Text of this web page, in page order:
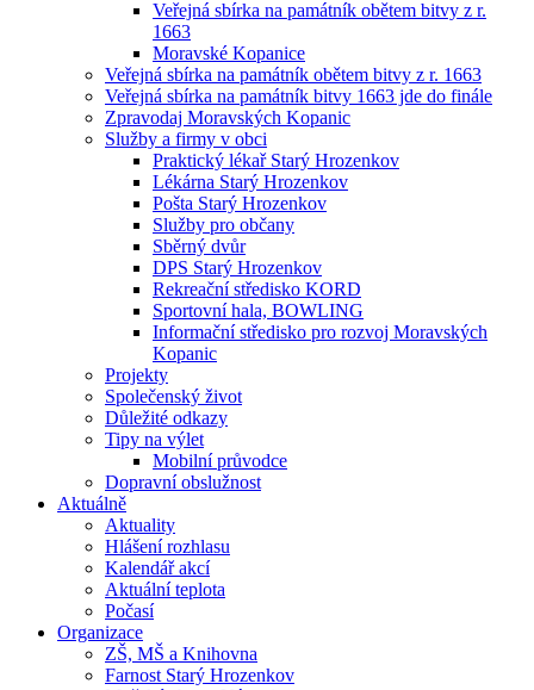
Veřejná sbírka na památník obětem bitvy z r.
1663
Moravské Kopanice
Veřejná sbírka na památník obětem bitvy z r. 1663
Veřejná sbírka na památník bitvy 1663 jde do finále
Zpravodaj Moravských Kopanic
Služby a firmy v obci
Praktický lékař Starý Hrozenkov
Lékárna Starý Hrozenkov
Pošta Starý Hrozenkov
Služby pro občany
Sběrný dvůr
DPS Starý Hrozenkov
Rekreační středisko KORD
Sportovní hala, BOWLING
Informační středisko pro rozvoj Moravských
Kopanic
Projekty
Společenský život
Důležité odkazy
Tipy na výlet
Mobilní průvodce
Dopravní obslužnost
Aktuálně
Aktuality
Hlášení rozhlasu
Kalendář akcí
Aktuální teplota
Počasí
Organizace
ZŠ, MŠ a Knihovna
Farnost Starý Hrozenkov